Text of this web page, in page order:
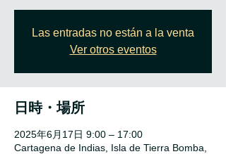
Las entradas no están a la venta
Ver otros eventos
日時・場所
2025年6月17日 9:00 – 17:00
Cartagena de Indias, Isla de Tierra Bomba,